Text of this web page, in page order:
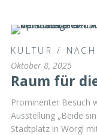
KULTUR /
Oktober 8, 2025
Raum für
Prominenter Besuch
Ausstellung „Beide
Stadtplatz in Wörgl